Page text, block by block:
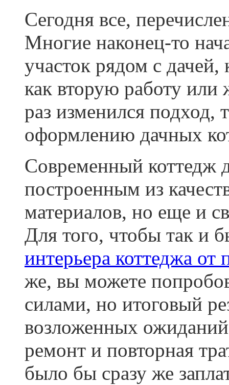
Сегодня все,
Многие наконец-то
участок рядом с дачей,
как вторую работу
раз изменился подход,
оформлению дачных
Современный коттедж
построенным из
материалов, но еще и
Для того, чтобы так и
интерьера коттеджа от
же, вы можете
силами, но итоговый
возложенных
ремонт и повторная
было бы сразу же